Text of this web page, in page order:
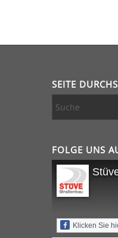
SEITE
FOLGE UNS
Klicken Sie